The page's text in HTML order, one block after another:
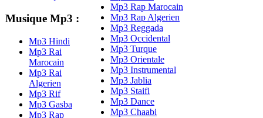
Musique Mp3 :
Mp3 Hindi
Mp3 Rai
Marocain
Mp3 Rai
Algerien
Mp3 Rif
Mp3 Gasba
Mp3 Rap
Mp3 Rap Marocain
Mp3 Rap Algerien
Mp3 Reggada
Mp3 Occidental
Mp3 Turque
Mp3 Orientale
Mp3 Instrumental
Mp3 Jablia
Mp3 Staifi
Mp3 Dance
Mp3 Chaabi